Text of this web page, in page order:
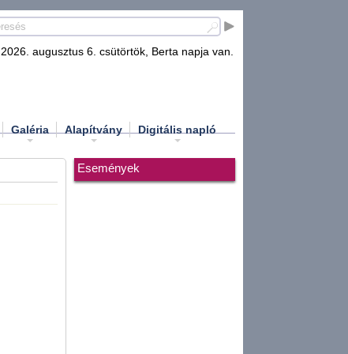
2026. augusztus 6. csütörtök, Berta napja van.
Galéria Alapítvány Digitális napló
Események